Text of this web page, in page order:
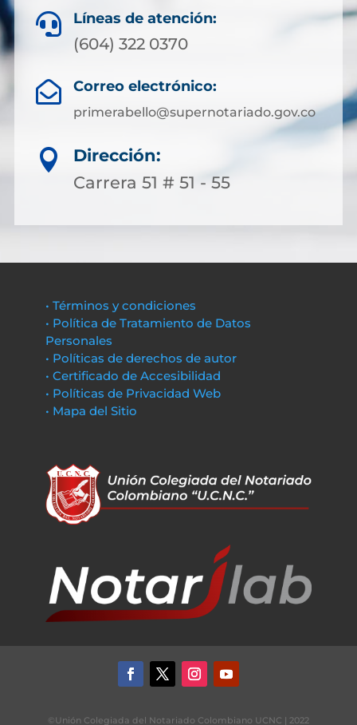
 Líneas de atención:
(604) 322 0370
 Correo electrónico:
primerabello@supernotariado.gov.co

Dirección:
Carrera 51 # 51 - 55
• Términos y condiciones
• Política de Tratamiento de Datos
Personales
• Políticas de derechos de autor
• Certificado de Accesibilidad
• Políticas de Privacidad Web
• Mapa del Sitio
©Unión Colegiada del Notariado Colombiano UCNC | 2022